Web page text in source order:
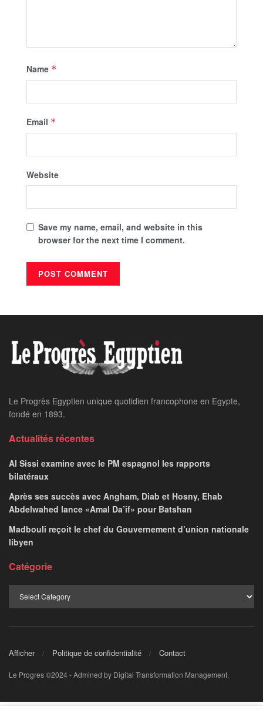
Name *
Email *
Website
Save my name, email, and website in this
browser for the next time I comment.
Le Progrès Egyptien unique quotidien francophone en Egypte,
fondé en 1893.
Actualités récentes
Al Sissi examine avec le PM espagnol les rapports
bilatéraux
Après ses succès avec Angham, Diab et Hosny, Ehab
Abdelwahed lance «Amal Da’if» pour Batshan
Madbouli reçoit le chef du Gouvernement d’union nationale
libyen
Catégorie
Afficher Politique de confidentialité Contact
Le Progres ©2024 - Admined by Digital Transformation Management.